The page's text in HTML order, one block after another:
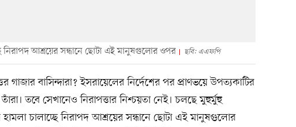
নিরাপদ আশ্রয়ের সন্ধানে ছোটা এই মানুষগুলোর ওপর ছবি: এএফপি
গাজার বাসিন্দারা? ইসরায়েলের নির্দেশের পর প্রাণভয়ে উপত্যকাটির
তবে সেখানেও নিরাপত্তার নিশ্চয়তা নেই। চলছে মুহুর্মুহু
হামলা চালাচ্ছে নিরাপদ আশ্রয়ের সন্ধানে ছোটা এই মানুষগুলোর